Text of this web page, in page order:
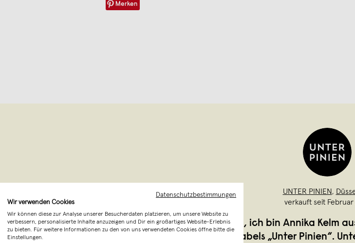
Merken
UNTER PINIEN,
verkauft seit Februar
HEY & BONJOUR, ich bin Annika Kelm
Gründerin des Labels „Unter Pinien“.
Datenschutzbestimmungen
Wir verwenden Cookies
Wir können diese zur Analyse unserer Besucherdaten platzieren, um unsere Website zu
verbessern, personalisierte Inhalte anzuzeigen und Dir ein großartiges Website-Erlebnis
zu bieten. Für weitere Informationen zu den von uns verwendeten Cookies öffne bitte die
Einstellungen.